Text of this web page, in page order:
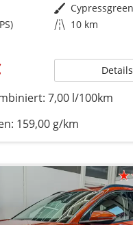
Außenfarbe
Kilometerstand 10 km
Details
7,00 l/100km
159,00 g/km